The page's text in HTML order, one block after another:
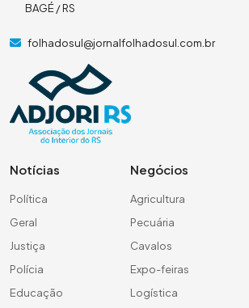
BAGÉ / RS
folhadosul@jornalfolhadosul.com.br
Notícias
Política
Geral
Justiça
Polícia
Educação
Negócios
Agricultura
Pecuária
Cavalos
Expo-feiras
Logística